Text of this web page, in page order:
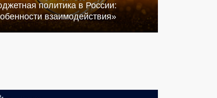
политика в России:
взаимодействия»